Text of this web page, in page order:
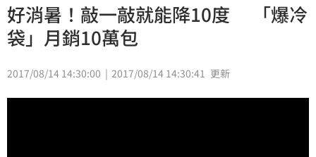
好消暑！敲一敲就能降10度 「爆冷
袋」月銷10萬包
2017/08/14 14:30:00 2017/08/14 14:30:41 更新